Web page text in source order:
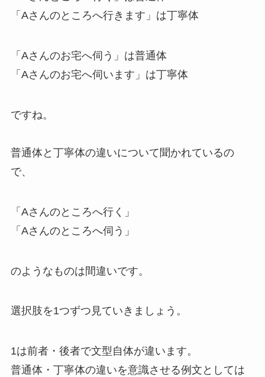
「Aさんのところへ行きます 」は丁寧体
「Aさんのお宅へ伺う 」は普通体
「Aさんのお宅へ伺います 」は丁寧体
ですね。
普通体と 丁寧体の違いについて聞かれているの
で、
「Aさんのところへ行く 」
「Aさんのところへ伺う 」
のようなものは間違いです。
選択肢を1つずつ見ていきましょう。
1は前者・後者で文型自体が違います。
普通体・丁寧体の違いを意識させる例文としては